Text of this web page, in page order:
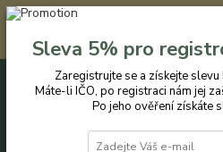
Registrovaným zákazníkům nabízíme
IČO, po registraci nám jej zašlete na
získáte slevu individuální.
CZK
+420 774 544 973
Sleva 5% pro
Zaregistrujte se a získejte slevu
Máte-li IČO, po registraci nám jej
Po jeho ověření získáte